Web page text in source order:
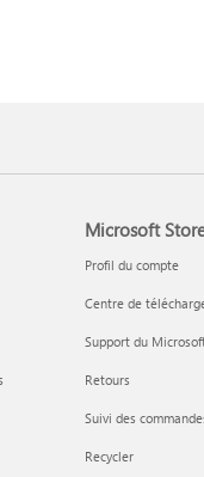
Microsoft
Profil du compte
Centre de
Support du
Retours
Suivi des
Recycler